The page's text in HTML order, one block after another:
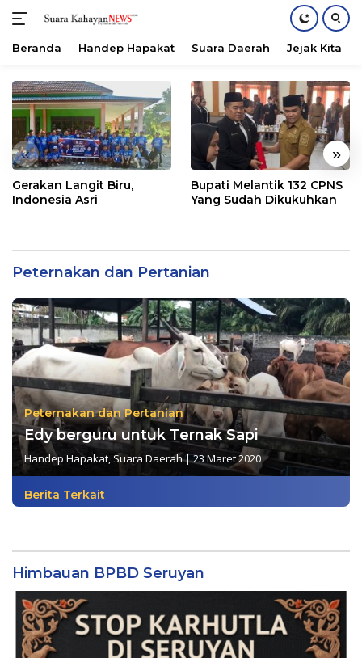
konten
Beranda Handep Hapakat Suara Daerah Jejak Kita
« »
Gerakan Langit Biru,
Indonesia Asri
Bupati Melantik 132 CPNS
Yang Sudah Dikukuhkan
Peternakan dan Pertanian
Peternakan dan Pertanian
Edy berguru untuk Ternak Sapi
Handep Hapakat,Suara Daerah|23 Maret 2020
Berita Terkait
Himbauan BPBD Seruyan